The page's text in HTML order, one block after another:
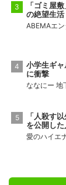
「ゴミ屋
の絶望生活
ABEMAエン
小学生ギ
に衝撃
ななにー 地
「人殺す
を公開し
愛のハイエ